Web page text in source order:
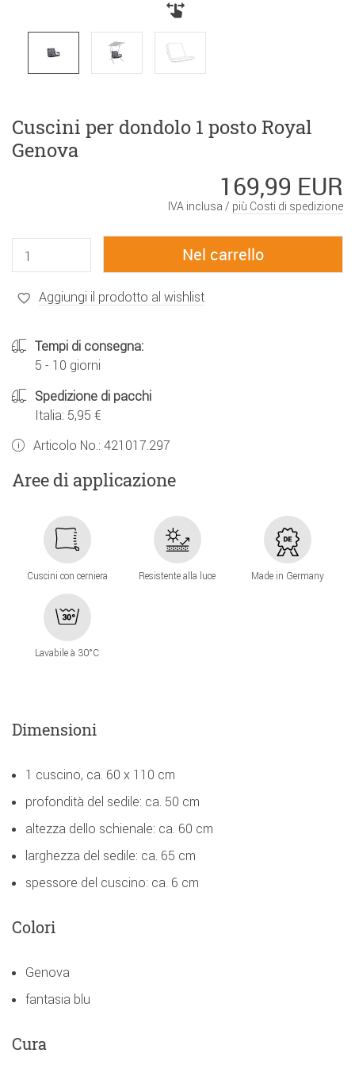
Cuscini per dondolo 1 posto Royal
Genova
169,99 EUR
IVA inclusa / più Costi di spedizione
Aggiungi il prodotto al wishlist
Tempi di consegna:
5 - 10 giorni
Spedizione di pacchi
Italia: 5,95 €
Articolo No.: 421017.297
Aree di applicazione
Cuscini con cerniera Resistente alla luce Made in Germany
Lavabile à 30°C
Dimensioni
1 cuscino, ca. 60 x 110 cm
profondità del sedile: ca. 50 cm
altezza dello schienale: ca. 60 cm
larghezza del sedile: ca. 65 cm
spessore del cuscino: ca. 6 cm
Colori
Genova
fantasia blu
Cura